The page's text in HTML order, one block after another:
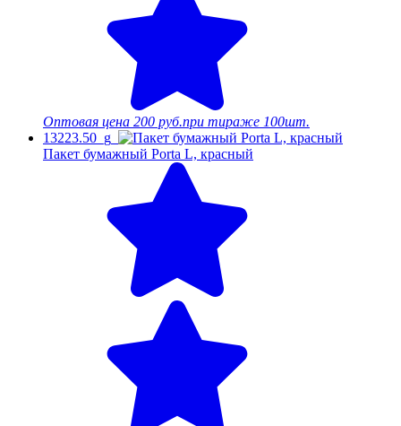
Оптовая цена 200 руб.при тираже 100шт.
13223.50_g
Пакет бумажный Porta L, красный